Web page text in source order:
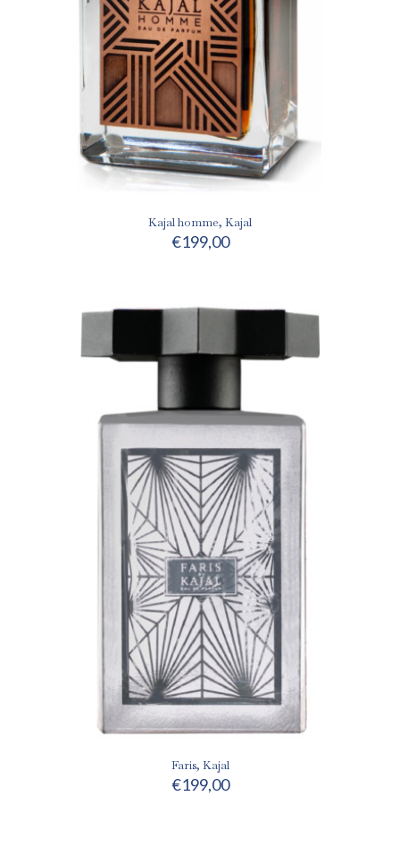
Kajal homme, Kajal
€199,00
Faris, Kajal
€199,00